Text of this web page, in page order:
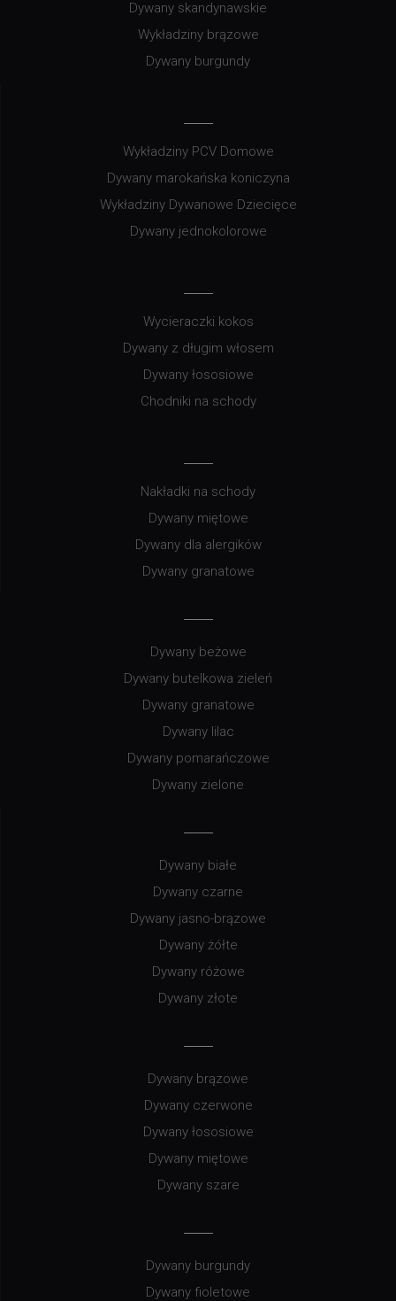
Dywany skandynawskie
Wykładziny brązowe
Dywany burgundy
Wykładziny PCV Domowe
Dywany marokańska koniczyna
Wykładziny Dywanowe Dziecięce
Dywany jednokolorowe
Wycieraczki kokos
Dywany z długim włosem
Dywany łososiowe
Chodniki na schody
Nakładki na schody
Dywany miętowe
Dywany dla alergików
Dywany granatowe
Dywany beżowe
Dywany butelkowa zieleń
Dywany granatowe
Dywany lilac
Dywany pomarańczowe
Dywany zielone
Dywany białe
Dywany czarne
Dywany jasno-brązowe
Dywany żółte
Dywany różowe
Dywany złote
Dywany brązowe
Dywany czerwone
Dywany łososiowe
Dywany miętowe
Dywany szare
Dywany burgundy
Dywany fioletowe